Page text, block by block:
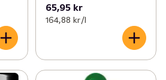
65,95 kr
164,88 kr /l